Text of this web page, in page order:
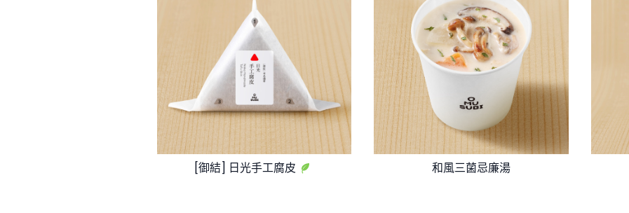
[御結] 日光手工腐皮 和風三菌忌廉湯